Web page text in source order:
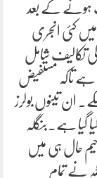
ہونے کے بعد
کئی انجری
کی تکالیف شامل
ہے تاکہ مستفیض
ان تینوں بولرز
گیا ہے۔بنگلہ
حال ہی میں
نے تمام